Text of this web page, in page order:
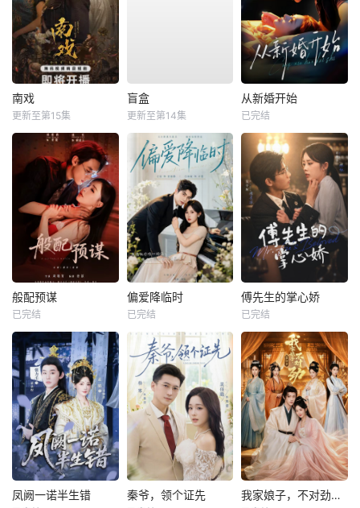
南戏
更新至第15集
盲盒
更新至第14集
从新婚开始
已完结
般配预谋
已完结
偏爱降临时
已完结
傅先生的掌心娇
已完结
凤阙一诺半生错 秦爷，领个证先 我家娘子，不对劲第四季